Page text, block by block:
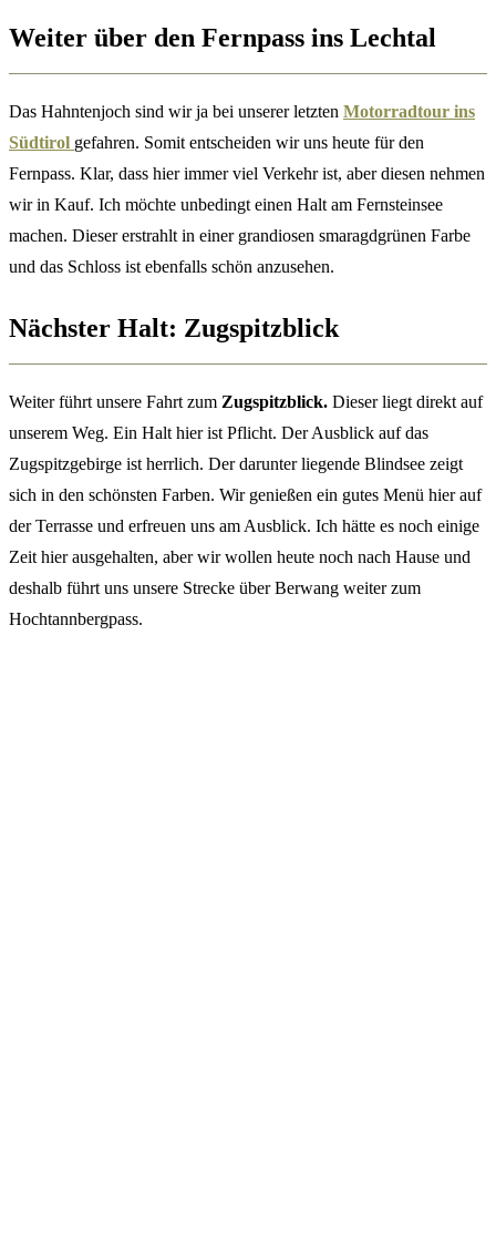
Weiter über den Fernpass ins Lechtal
Das Hahntenjoch sind wir ja bei unserer letzten Motorradtour ins
Südtirol gefahren. Somit entscheiden wir uns heute für den
Fernpass. Klar, dass hier immer viel Verkehr ist, aber diesen nehmen
wir in Kauf. Ich möchte unbedingt einen Halt am Fernsteinsee
machen. Dieser erstrahlt in einer grandiosen smaragdgrünen Farbe
und das Schloss ist ebenfalls schön anzusehen.
Nächster Halt: Zugspitzblick
Weiter führt unsere Fahrt zum Zugspitzblick. Dieser liegt direkt auf
unserem Weg. Ein Halt hier ist Pflicht. Der Ausblick auf das
Zugspitzgebirge ist herrlich. Der darunter liegende Blindsee zeigt
sich in den schönsten Farben. Wir genießen ein gutes Menü hier auf
der Terrasse und erfreuen uns am Ausblick. Ich hätte es noch einige
Zeit hier ausgehalten, aber wir wollen heute noch nach Hause und
deshalb führt uns unsere Strecke über Berwang weiter zum
Hochtannbergpass.